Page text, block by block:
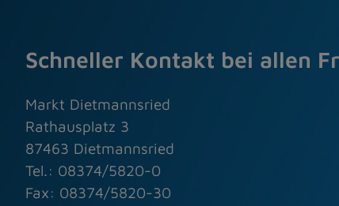
Schneller Kontakt bei allen
Markt Dietmannsried
Rathausplatz 3
87463 Dietmannsried
Tel.: 08374/5820-0
Fax: 08374/5820-30